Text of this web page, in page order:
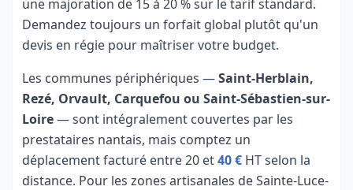
une majoration de 15 à 20 % sur le tarif standard.
Demandez toujours un forfait global plutôt qu'un
devis en régie pour maîtriser votre budget.
Les communes périphériques —Saint-Herblain,
Rezé, Orvault, Carquefou ou Saint-Sébastien-sur-
Loire— sont intégralement couvertes par les
prestataires nantais, mais comptez un
déplacement facturé entre 20 et40 € HT selon la
distance. Pour les zones artisanales de Sainte-Luce-